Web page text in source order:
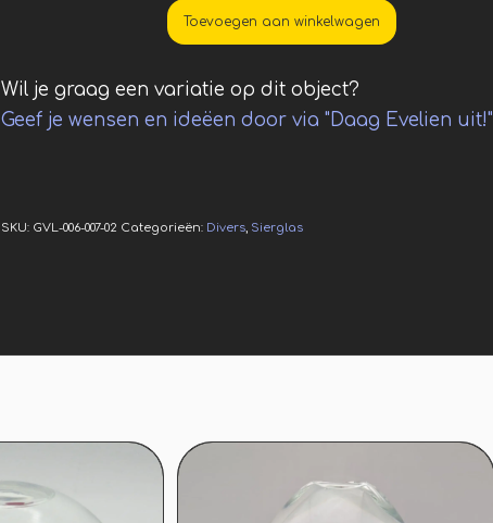
Toevoegen aan winkelwagen
Wil je graag een variatie op dit object?
Geef je wensen en ideëen door via "Daag Evelien uit!"
SKU: GVL-006-007-02 Categorieën: Divers, Sierglas